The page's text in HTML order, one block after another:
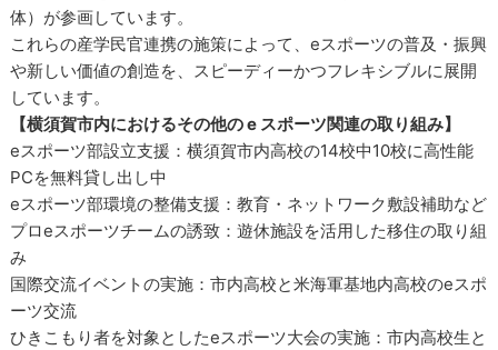
体）が参画しています。
これらの産学民官連携の施策によって、eスポーツの普及・振興
や新しい価値の創造を、スピーディーかつフレキシブルに展開
しています。
【横須賀市内におけるその他の e スポーツ関連の取り組み】
eスポーツ部設立支援：横須賀市内高校の14校中10校に高性能
PCを無料貸し出し中
eスポーツ部環境の整備支援：教育・ネットワーク敷設補助など
プロeスポーツチームの誘致：遊休施設を活用した移住の取り組
み
国際交流イベントの実施：市内高校と米海軍基地内高校のeスポ
ーツ交流
ひきこもり者を対象としたeスポーツ大会の実施：市内高校生と